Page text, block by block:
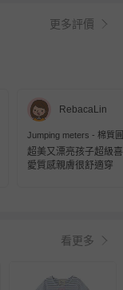
更多評價
RebacaLin
Jumping meters - 棉質
裝-亮片獨角獸-粉+白
超美又漂亮孩子超級
愛質感親膚很舒適穿
看更多